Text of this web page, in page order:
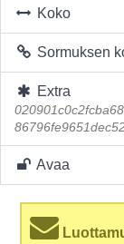
Koko
Sormuksen
Extra
Avaa